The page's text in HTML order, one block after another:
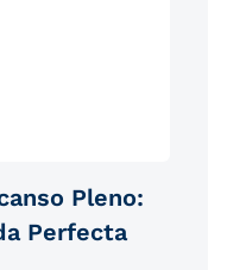
Pleno:
Perfecta